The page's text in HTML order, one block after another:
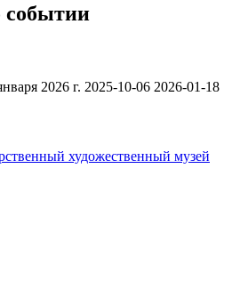
2026 г. 2025-10-06 2026-01-18
художественный музей